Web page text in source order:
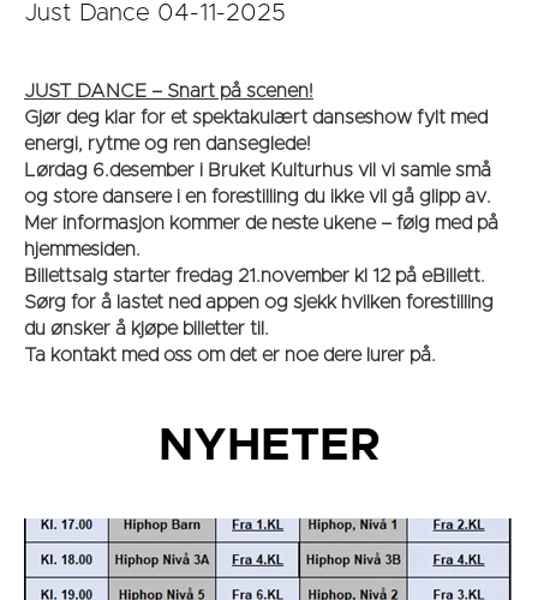
Just Dance 04-11-2025
JUST DANCE – Snart på scenen!
Gjør deg klar for et spektakulært danseshow fylt med
energi, rytme og ren danseglede!
Lørdag 6.desember i Bruket Kulturhus vil vi samle små
og store dansere i en forestilling du ikke vil gå glipp av.
Mer informasjon kommer de neste ukene – følg med på
hjemmesiden.
Billettsalg starter fredag 21.november kl 12 på eBillett.
Sørg for å lastet ned appen og sjekk hvilken forestilling
du ønsker å kjøpe billetter til.
Ta kontakt med oss om det er noe dere lurer på.
NYHETER